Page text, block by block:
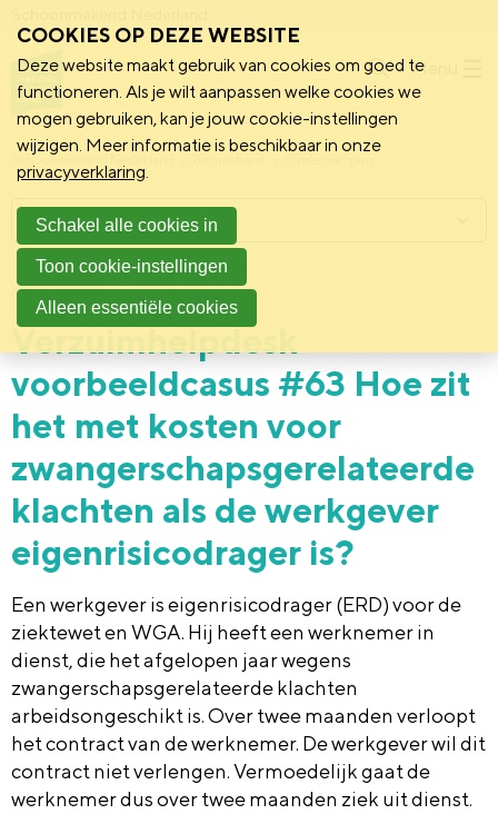
Menu
Schoonmakend Nederland
Achtergrond 9 juni 2022
Verzuimhelpdesk
voorbeeldcasus #63 Hoe zit
het met kosten voor
zwangerschapsgerelateerde
klachten als de werkgever
eigenrisicodrager is?
Een werkgever is eigenrisicodrager (ERD) voor de
ziektewet en WGA. Hij heeft een werknemer in
dienst, die het afgelopen jaar wegens
zwangerschapsgerelateerde klachten
arbeidsongeschikt is. Over twee maanden verloopt
het contract van de werknemer. De werkgever wil dit
contract niet verlengen. Vermoedelijk gaat de
werknemer dus over twee maanden ziek uit dienst.
Menu
COOKIES OP DEZE WEBSITE
Deze website maakt gebruik van cookies om goed te
functioneren. Als je wilt aanpassen welke cookies we
mogen gebruiken, kan je jouw cookie-instellingen
wijzigen. Meer informatie is beschikbaar in onze
privacyverklaring.
Schakel alle cookies in
Toon cookie-instellingen
Alleen essentiële cookies